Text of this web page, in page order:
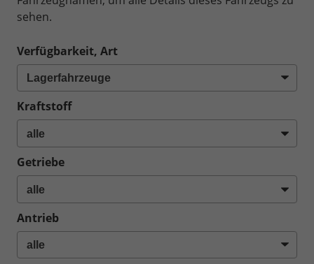
sehen.
Verfügbarkeit, Art
Kraftstoff
Getriebe
Antrieb